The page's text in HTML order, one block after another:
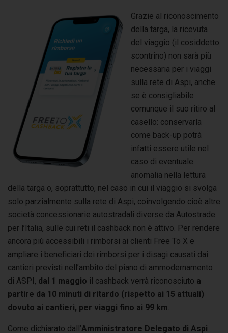
Grazie al riconoscimento
della targa, la ricevuta
del viaggio (il cosiddetto
scontrino) non sarà più
necessaria per i viaggi
sulla rete di Aspi, anche
se è consigliabile
comunque il suo ritiro al
casello: conservarla
come back-up potrà
infatti essere utile nel
caso di eventuale
anomalia nella lettura
della targa o, soprattutto, nel caso in cui il viaggio si svolga
solo parzialmente sulla rete di Aspi, coinvolgendo cioè altre
società concessionarie autostradali diverse da Autostrade
per l’Italia, sulle cui reti il cashback non è attivo. Per rendere
ancora più accessibili i rimborsi ai clienti Free To X e
ampliare i beneficiari dei rimborsi per i disagi causati dai
cantieri previsti nell’ambito del piano di ammodernamento
di ASPI, dal 1 maggio il cashback verrà riconosciuto a
partire da 10 minuti di ritardo (rispetto ai 15 attuali)
dovuto ai cantieri, per viaggi fino ai 99 km
Come dichiarato dall’Amministratore Delegato di Aspi